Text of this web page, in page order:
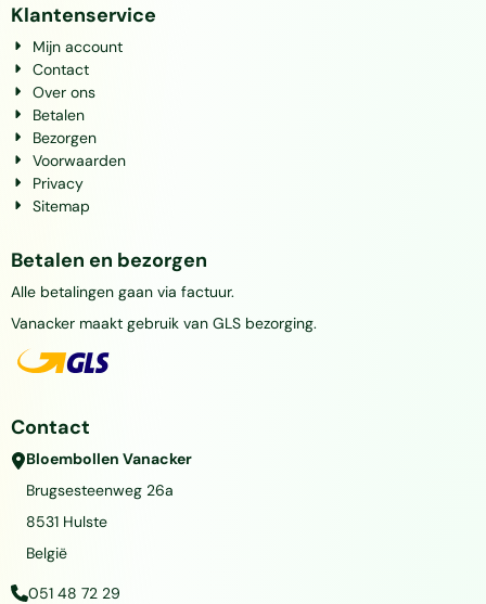
Klantenservice
Mijn account
Contact
Over ons
Betalen
Bezorgen
Voorwaarden
Privacy
Sitemap
Betalen en bezorgen
Alle betalingen gaan via factuur.
Vanacker maakt gebruik van GLS bezorging.
Contact
Bloembollen Vanacker
Brugsesteenweg 26a
8531 Hulste
België
051 48 72 29